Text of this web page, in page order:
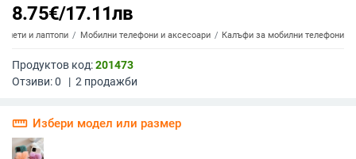
8.75€/17.11лв
и лаптопи Мобилни телефони и аксесоари Калъфи за мобилни телефони
Продуктов код:201473
Отзиви:0 | 2 продажби
straighten Избери модел или размер